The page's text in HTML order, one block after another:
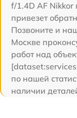
f/1.4D AF Nikkor
привезет
Позвоните и
Москве
работ над
по нашей
наличии